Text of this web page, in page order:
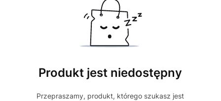
Produkt jest niedostępny
Przepraszamy, produkt, którego szukasz jest